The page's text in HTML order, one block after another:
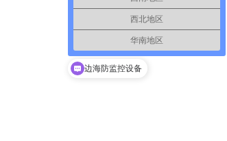
西北地区
华南地区
秸秆焚烧监控设备